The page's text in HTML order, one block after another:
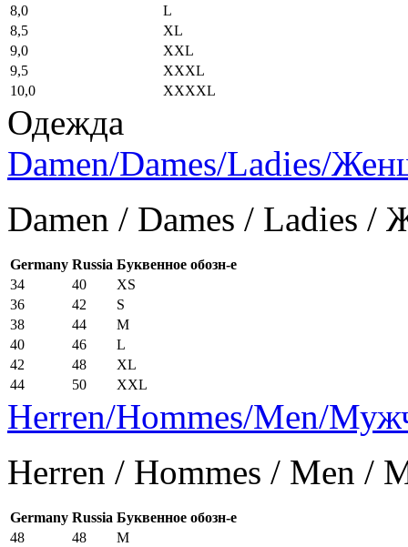
8,0
L
8,5
XL
9,0
XXL
9,5
XXXL
10,0
XXXXL
Одежда
Damen/Dames/Ladies/
Damen / Dames / Ladies
Germany Russia Буквенное обозн-е
34
40
XS
36
42
S
38
44
M
40
46
L
42
48
XL
44
50 XXL
Herren/Hommes/Men/
Herren / Hommes / Men /
Germany Russia Буквенное обозн-е
48
48
M